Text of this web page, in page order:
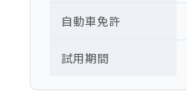
自動車免許
試用期間